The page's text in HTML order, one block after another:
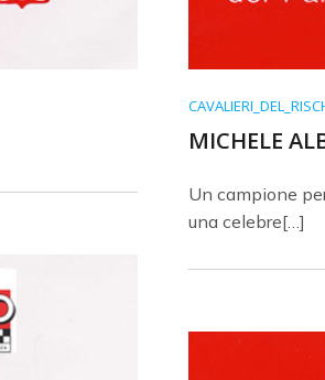
MICHELE
Un campione
una celebre[…]